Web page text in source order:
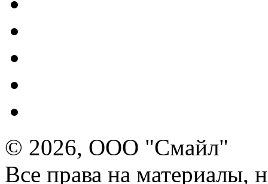
© 2026, ООО "Смайл"
Все права на материалы,